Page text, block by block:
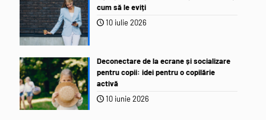
cum să le eviți
10 iulie 2026
Deconectare de la ecrane și socializare
pentru copii: idei pentru o copilărie
activă
10 iunie 2026